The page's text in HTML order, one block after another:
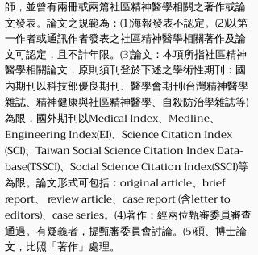
師，並曾有兩冊或兩篇社區精神醫學相關之著作或論
文發表。論文之規範為： (1)海報發表不認定。 (2)以第
一作者或通訊作者發表之社區精神醫學相關著作及論
文可認定，且不計年限。 (3)論文：本項所指社區精神
醫學相關論文，原則須刊登於下述之學術性期刊：國
內期刊以科技部優良期刊、醫學會期刊(台灣精神醫學
雜誌、精神健康與社區精神醫學、自殺防治學雜誌等)
為限，國外期刊以Medical Index、Medline、
Engineering Index(EI)、Science Citation Index
(SCI)、Taiwan Social Science Citation Index Data-
base(TSSCI)、Social Science Citation Index(SSCI)等
為限。論文形式可包括： original article、brief
report、 review article、case report (含letter to
editors)、case series。(4)著作：經兩位甄審委員審查
通過。有疑義者，提甄審委員會討論。 (5)碩、博士論
文，比照「著作」處理。